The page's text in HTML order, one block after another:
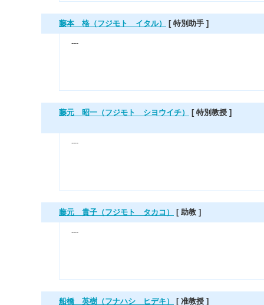
藤本 格（フジモト イタル） [ 特別助手 ]
---
藤元 昭一（フジモト シヨウイチ） [ 特別教授 ]
---
藤元 貴子（フジモト タカコ） [ 助教 ]
---
船橋 英樹（フナハシ ヒデキ） [ 准教授 ]